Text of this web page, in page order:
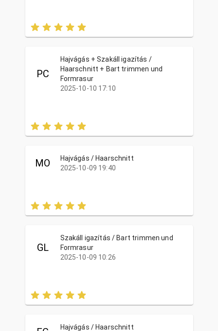
PC
Hajvágás + Szakáll igazítás /
Haarschnitt + Bart trimmen und
Formrasur
2025-10-10 17:10
MO
Hajvágás / Haarschnitt
2025-10-09 19:40
GL
Szakáll igazítás / Bart trimmen und
Formrasur
2025-10-09 10:26
Hajvágás / Haarschnitt